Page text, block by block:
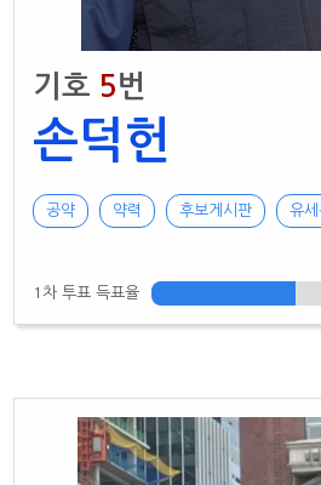
기호 5번
손덕헌
공약 약력 후보게시판 유
1차 투표 득표율